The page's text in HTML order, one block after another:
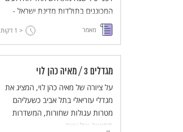
המכוננים בתולדות מדינת ישראל -
פרשת אלטלנה. אירוע שהוא שנוי
במחלוקת עד עצם היום הזה.
חייבים להיות כפופים למדינה (ערך
הממלכתיות) מול בגין שראה לנכון
שחלק מהנשק יועבר לכוחות האצ"ל.
בגין טען שמנע מלחמת אחים בכך
שהורה לאנשיו לא להגיב על הקרב
מאמר < 1 דקות
מגדלים 3 / מאיה כהן לוי
על ציורה של מאיה כהן לוי, המציג את
מגדלי עזריאלי בתל אביב כשעליהם
מטרות עגולות שחורות, המשדרות
תחושה של איום.